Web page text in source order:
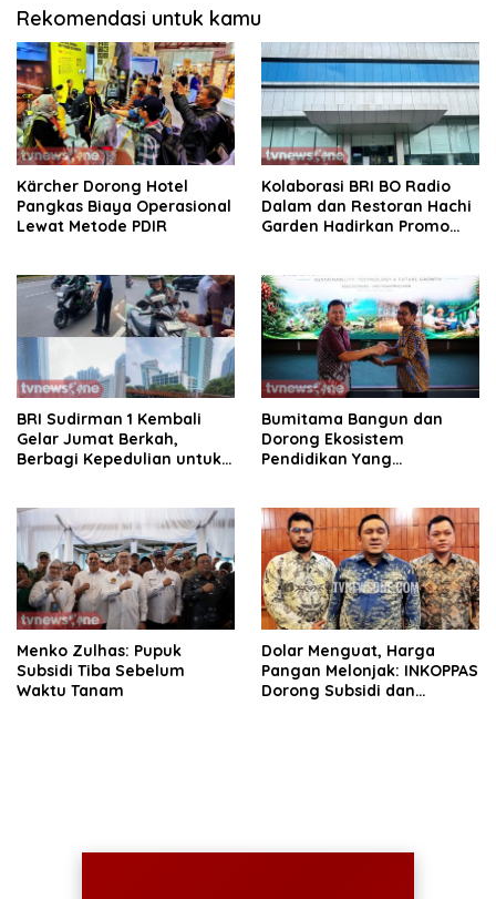
Rekomendasi untuk kamu
Kärcher Dorong Hotel
Pangkas Biaya Operasional
Lewat Metode PDIR
Kolaborasi BRI BO Radio
Dalam dan Restoran Hachi
Garden Hadirkan Promo
BRI Sudirman 1 Kembali
Gelar Jumat Berkah,
Berbagi Kepedulian untuk
Bumitama Bangun dan
Dorong Ekosistem
Pendidikan Yang
Menko Zulhas: Pupuk
Subsidi Tiba Sebelum
Waktu Tanam
Dolar Menguat, Harga
Pangan Melonjak: INKOPPAS
Dorong Subsidi dan